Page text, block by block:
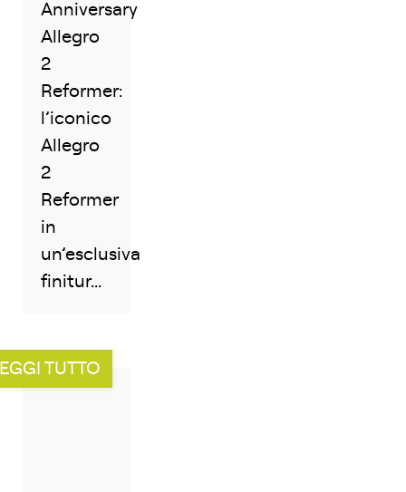
Anniversary
Allegro
2
Reformer:
l’iconico
Allegro
2
Reformer
in
un’esclusiva
finitur...
TUTTO